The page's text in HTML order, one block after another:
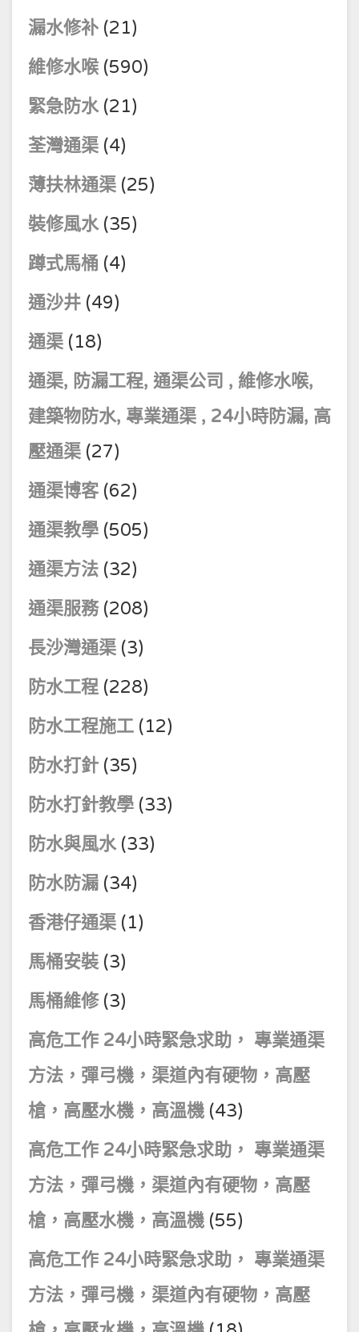
漏水修补 (21)
維修水喉 (590)
緊急防水(21)
荃灣通渠 (4)
薄扶林通渠 (25)
裝修風水(35)
蹲式馬桶 (4)
通沙井 (49)
通渠 (18)
通渠, 防漏工程, 通渠公司 , 維修水喉,
建築物防水, 專業通渠 , 24小時防漏, 高
壓通渠 (27)
通渠博客(62)
通渠教學 (505)
通渠方法 (32)
通渠服務(208)
長沙灣通渠 (3)
防水工程 (228)
防水工程施工 (12)
防水打針 (35)
防水打針教學 (33)
防水與風水(33)
防水防漏 (34)
香港仔通渠 (1)
馬桶安裝 (3)
馬桶維修(3)
高危工作 24小時緊急求助， 專業通渠
方法，彈弓機，渠道內有硬物，高壓
槍，高壓水機，高溫機 (43)
高危工作 24小時緊急求助， 專業通渠
方法，彈弓機，渠道內有硬物，高壓
槍，高壓水機，高溫機 (55)
高危工作 24小時緊急求助， 專業通渠
方法，彈弓機，渠道內有硬物，高壓